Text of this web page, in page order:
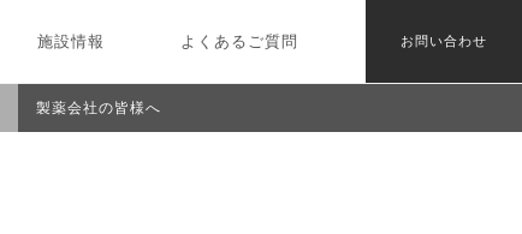
施設情報 よくあるご質問 お問い合わせ
製薬会社の皆様へ